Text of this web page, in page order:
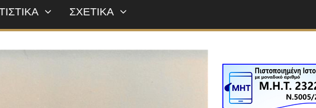
ΣΧΕΤΙΚΑ